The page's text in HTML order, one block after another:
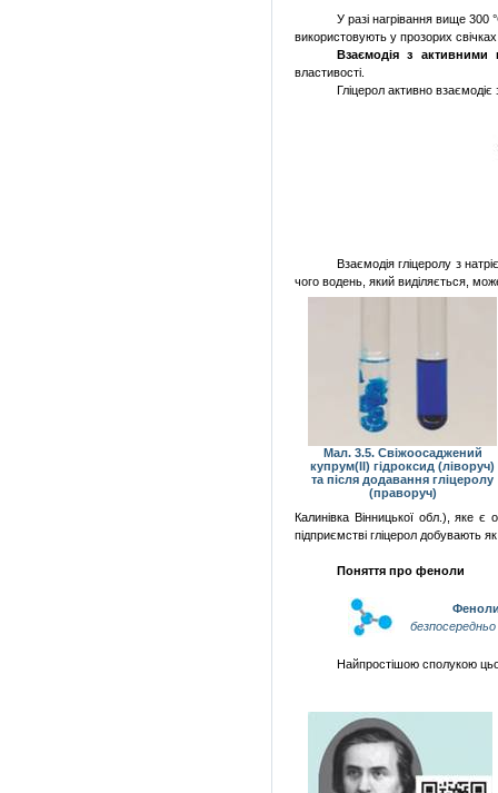
У разі нагрівання вище 300
використовують у прозорих
Взаємодія з активними
властивості.
Гліцерол активно
Взаємодія гліцеролу з
чого водень, який виділяється,
Мал. 3.5. Свіжоосаджений
купрум(ІІ) гідроксид (ліворуч)
та після додавання гліцеролу
(праворуч)
Калинівка Вінницької обл.), яке
підприємстві гліцерол добувають
Поняття про феноли
Найпростішою сполукою